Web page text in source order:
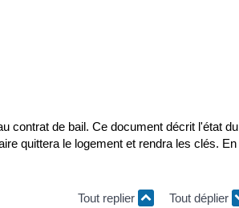
contrat de bail. Ce document décrit l'état du
quittera le logement et rendra les clés. En
Tout replier Tout déplier